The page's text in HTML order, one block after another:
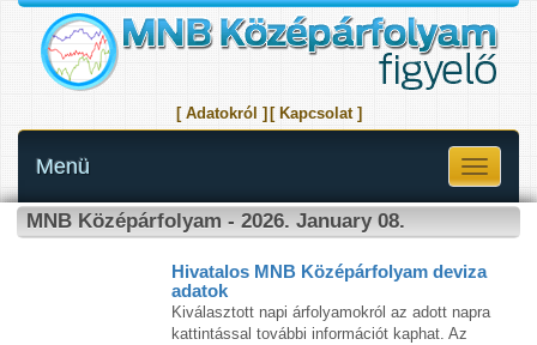
[ Adatokról ] [ Kapcsolat ]
Toggle
Menü
MNB Középárfolyam - 2026. January 08.
Hivatalos MNB Középárfolyam deviza
adatok
Kiválasztott napi árfolyamokról az adott napra
kattintással további információt kaphat. Az